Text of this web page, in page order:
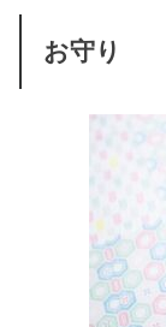
お守り